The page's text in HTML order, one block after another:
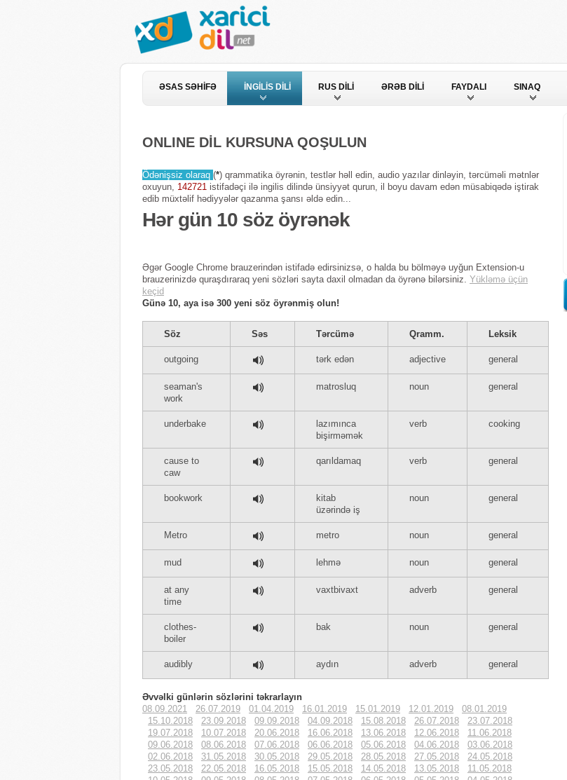
ƏSAS SƏHİFƏ İNGİLİS DİLİ RUS DİLİ ƏRƏB DİLİ FAYDALI SINAQ
ONLINE DİL KURSUNA QOŞULUN
Ödənişsiz olaraq (*) qrammatika öyrənin, testlər həll edin, audio yazılar dinləyin, tərcüməli mətnlər
oxuyun, 142721 istifadəçi ilə ingilis dilində ünsiyyət qurun, il boyu davam edən müsabiqədə iştirak
edib müxtəlif hədiyyələr qazanma şansı əldə edin...
Hər gün 10 söz öyrənək
Əgər Google Chrome brauzerindən istifadə edirsinizsə, o halda bu bölməyə uyğun Extension-u
brauzerinizdə quraşdıraraq yeni sözləri sayta daxil olmadan da öyrənə bilərsiniz. Yükləmə üçün
keçid
Günə 10, aya isə 300 yeni söz öyrənmiş olun!
Söz Səs Tərcümə Qramm. Leksik
outgoing tərk edən adjective general
seaman's
work
matrosluq noun general
underbake
lazımınca
bişirməmək
verb cooking
cause to
caw
qarıldamaq verb general
bookwork
kitab
üzərində iş
noun general
Metro metro noun general
mud lehmə noun general
at any
time
vaxtbivaxt adverb general
clothes-
boiler
bak noun general
audibly aydın adverb general
Əvvəlki günlərin sözlərini təkrarlayın
08.09.2021
26.07.2019 01.04.2019 16.01.2019 15.01.2019 12.01.2019
08.01.2019
15.10.2018
23.09.2018 09.09.2018 04.09.2018 15.08.2018 26.07.2018
23.07.2018
19.07.2018
10.07.2018 20.06.2018 16.06.2018 13.06.2018 12.06.2018
11.06.2018
09.06.2018
08.06.2018 07.06.2018 06.06.2018 05.06.2018 04.06.2018
03.06.2018
02.06.2018
31.05.2018 30.05.2018 29.05.2018 28.05.2018 27.05.2018
24.05.2018
23.05.2018
22.05.2018 16.05.2018 15.05.2018 14.05.2018 13.05.2018
11.05.2018